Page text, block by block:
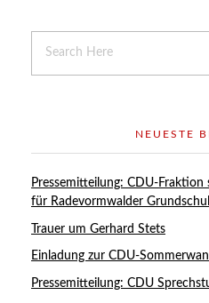
NEUESTE
Pressemitteilung: CDU-
für Radevormwalder
Trauer um Gerhard Stets
Einladung zur CDU-
Pressemitteilung: CDU